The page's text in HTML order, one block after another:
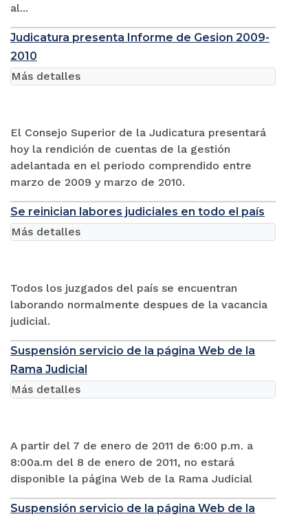
al...
Judicatura presenta Informe de Gesion 2009-
2010
El Consejo Superior de la Judicatura presentará
hoy la rendición de cuentas de la gestión
adelantada en el periodo comprendido entre
marzo de 2009 y marzo de 2010.
Más detalles
Se reinician labores judiciales en todo el país
Todos los juzgados del país se encuentran
laborando normalmente despues de la vacancia
judicial.
Más detalles
Suspensión servicio de la página Web de la
Rama Judicial
A partir del 7 de enero de 2011 de 6:00 p.m. a
8:00a.m del 8 de enero de 2011, no estará
disponible la página Web de la Rama Judicial
Más detalles
Suspensión servicio de la página Web de la